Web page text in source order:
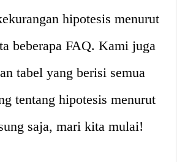
hipotesis menurut
beberapa FAQ. Kami juga
tabel yang berisi semua
tentang hipotesis menurut
saja, mari kita mulai!